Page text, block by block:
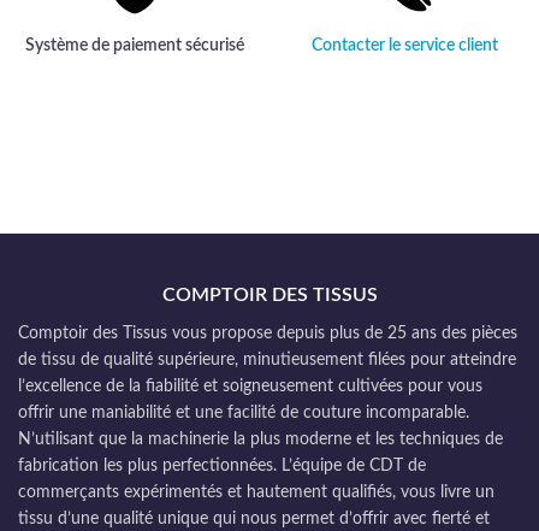
Système de paiement sécurisé Contacter le service client
COMPTOIR DES TISSUS
Comptoir des Tissus vous propose depuis plus de 25 ans des pièces
de tissu de qualité supérieure, minutieusement filées pour atteindre
l’excellence de la fiabilité et soigneusement cultivées pour vous
offrir une maniabilité et une facilité de couture incomparable.
N’utilisant que la machinerie la plus moderne et les techniques de
fabrication les plus perfectionnées. L’équipe de CDT de
commerçants expérimentés et hautement qualifiés, vous livre un
tissu d’une qualité unique qui nous permet d’offrir avec fierté et